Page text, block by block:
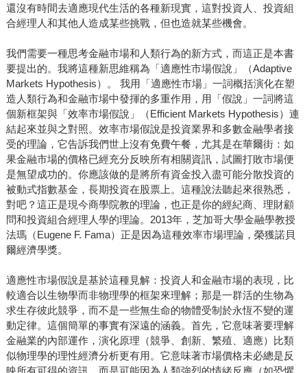
還沒有時間去適應現代生活的各種新現實，這對投資人、投資組
合經理人和其他人造成某些挑戰，但也造就某些機會。
我們需要一種思考金融市場和人類行為的新方式，而這正是本書
要提出的。我將這種新思維稱為「適應性市場假說」（Adaptive
Markets Hypothesis）。 我用「適應性市場」一詞概括演化在塑
造人類行為和金融市場中發揮的多重作用，用「假說」一詞將這
個新框架與「效率市場假說」（Efficient Markets Hypothesis）連
結起來並與之對照。效率市場假說是投資業界和多數金融學者接
受的理論，它告訴我們世上沒有免費午餐，尤其是在華爾街：如
果金融市場的價格已經充分反映所有相關資訊，試圖打敗市場便
是無望成功的。你應該做的是將所有資金投入盡可能分散投資的
被動式指數基金，長期投資在股票上。這種說法聽起來很熟悉，
對吧？這正是現今商學院教的理論，也正是你的經紀商、理財顧
問和投資組合經理人學的理論。2013年，芝加哥大學金融學教授
法瑪（Eugene F. Fama）正是因為這種效率市場理論，榮獲諾貝
爾經濟學獎。
適應性市場假說是基於這種見解：投資人和金融市場的表現，比
較適合以生物學而非物理學的框架來理解；那是一群活的生物為
求生存彼此競爭，而不是一些無生命的物體受制於永恆不變的運
動定律。這個簡單的事實有深遠的涵義。首先，它意味著要理解
金融業的內部運作，演化原理（競爭、創新、繁殖、適應）比類
似物理學的理性經濟分析更有用。它意味著市場價格未必總是反
映所有可得的資訊，而是可能因為人類強烈的情緒反應（如恐懼